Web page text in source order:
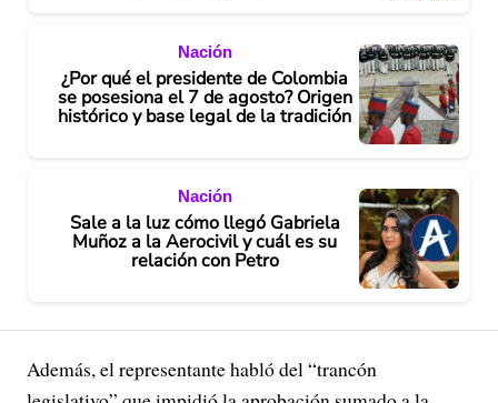
Nación
¿Por qué el presidente de Colombia
se posesiona el 7 de agosto? Origen
histórico y base legal de la tradición
Nación
Sale a la luz cómo llegó Gabriela
Muñoz a la Aerocivil y cuál es su
relación con Petro
Además, el representante habló del “trancón